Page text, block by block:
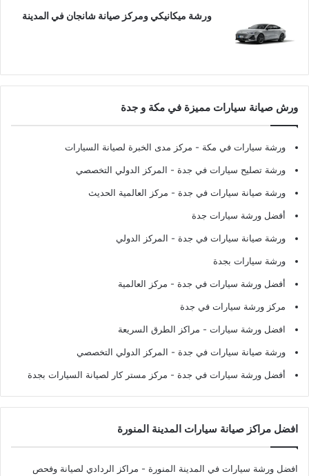
ورشة ميكانيكي ومركز صيانة شانجان في المدينة
ورش صيانة سيارات مميزة في مكة و جدة
ورشة سيارات في مكة - مركز مدى الخبرة لصيانة السيارات
ورشة تصليح سيارات في جدة - المركز الدولي التخصصي
ورشة صيانة سيارات في جدة - مركز العالمية الحديث
أفضل ورشة سيارات جدة
ورشة صيانة سيارات في جدة - المركز الدولي
ورشة سيارات بجدة
أفضل ورشة سيارات في جدة - مركز العالمية
مركز ورشة سيارات في جدة
افضل ورشة سيارات - مراكز الطرق السريعة
ورشة صيانة سيارات في جدة - المركز الدولي التخصصي
أفضل ورشة سيارات في جدة - مركز مستر كار لصيانة السيارات بجدة
افضل مراكز صيانة سيارات المدينة المنورة
افضل ورشة سيارات في المدينة المنورة - مراكز الردادي لصيانة وفحص